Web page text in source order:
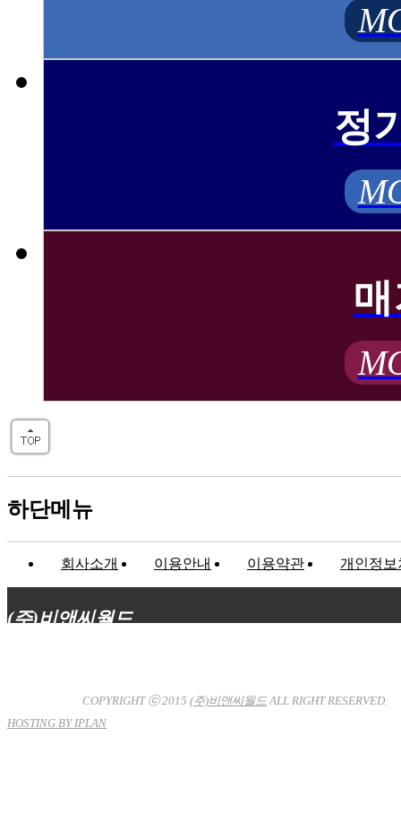
정
하단메뉴
회사소개 이용안내 이용약관 개인정보
(주)비앤씨월드
COPYRIGHT ⓒ 2015 (주)비앤씨월드ALL RIGHT RESERVED.
HOSTING BY IPLAN